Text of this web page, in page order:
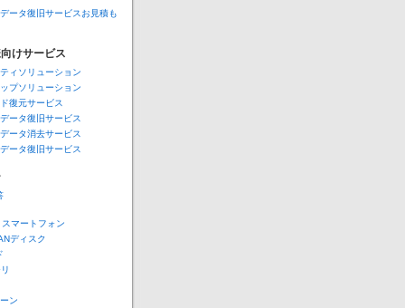
ータ復旧サービスお見積も
けサービス
ィソリューション
プソリューション
復元サービス
ータ復旧サービス
ータ消去サービス
ータ復旧サービス
マートフォン
ディスク
ン